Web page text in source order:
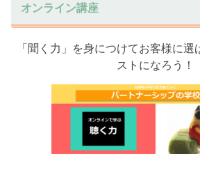
オンライン講座
「聞く力」を身につけてお客様に
ストになろう！